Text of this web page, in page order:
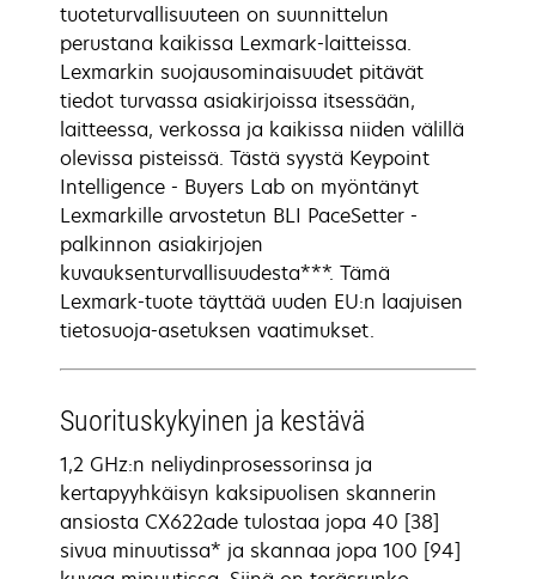
tuoteturvallisuuteen on suunnittelun
perustana kaikissa Lexmark-laitteissa.
Lexmarkin suojausominaisuudet pitävät
tiedot turvassa asiakirjoissa itsessään,
laitteessa, verkossa ja kaikissa niiden välillä
olevissa pisteissä. Tästä syystä Keypoint
Intelligence - Buyers Lab on myöntänyt
Lexmarkille arvostetun BLI PaceSetter -
palkinnon asiakirjojen
kuvauksenturvallisuudesta***. Tämä
Lexmark-tuote täyttää uuden EU:n laajuisen
tietosuoja-asetuksen vaatimukset.
Suorituskykyinen ja kestävä
1,2 GHz:n neliydinprosessorinsa ja
kertapyyhkäisyn kaksipuolisen skannerin
ansiosta CX622ade tulostaa jopa 40 [38]
sivua minuutissa* ja skannaa jopa 100 [94]